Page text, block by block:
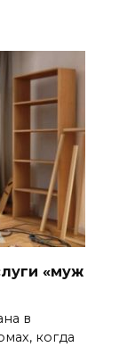
«муж
в
когда